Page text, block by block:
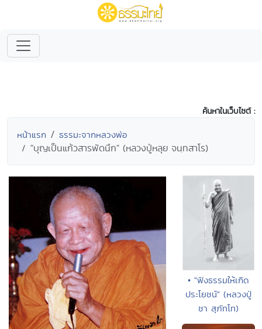
ค้นหาในเว็บไซต์ :
หน้าแรก ธรรมะจากหลวงพ่อ
"บุญเป็นแก้วสารพัดนึก" (หลวงปู่หลุย จนฺทสาโร)
• "ฟังธรรมให้เกิด
ประโยชน์" (หลวงปู่
ชา สุภัทโท)